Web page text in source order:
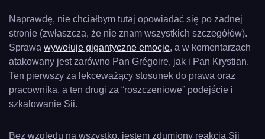
Naprawdę, nie chciałbym tutaj opowiadać się po żadnej
stronie (zwłaszcza, że nie znam wszystkich szczegółów).
Sprawa wywołuje gigantyczne emocje, a w komentarzach
atakowany jest zarówno Pan Grégoire, jak i Pan Krystian.
Ten pierwszy za lekceważący stosunek do prawa oraz
pracownika, a ten drugi za “roszczeniowe” podejście i
szkalowanie Sii.
Bez względu na wszystko, jestem zdumiony reakcją Sii